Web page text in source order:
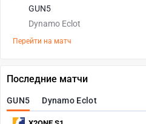
GUN5
Dynamo Eclot
Перейти на матч
Последние матчи
GUN5 Dynamo Eclot